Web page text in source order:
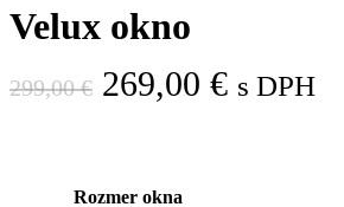
Velux okno
299,00€ Pôvodná
299,00 €.
269,00 €Aktuálna
s DPH
Rozmer okna